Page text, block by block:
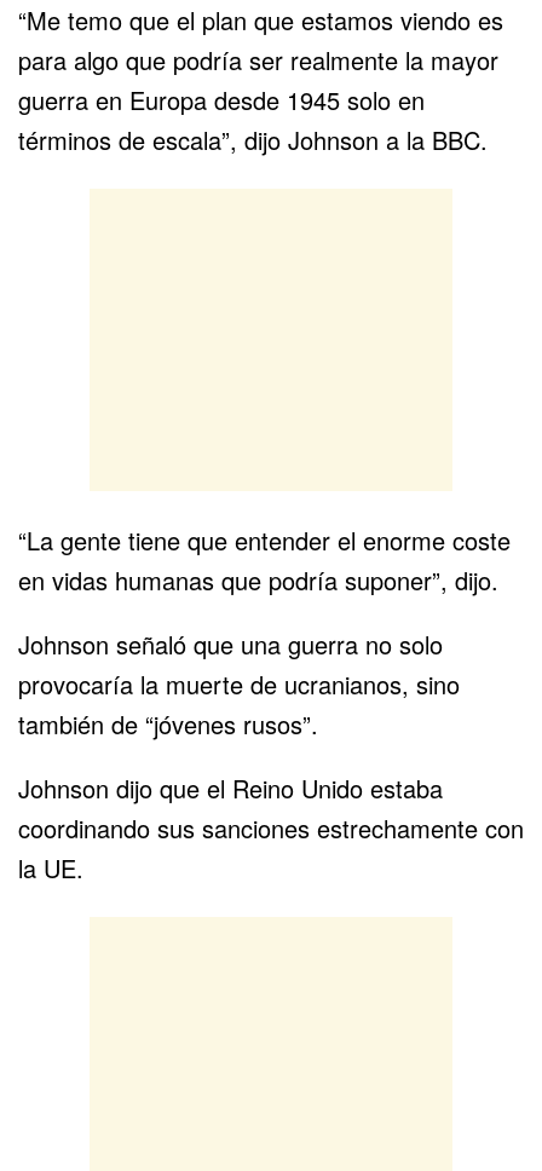
“Me temo que el plan que estamos viendo es
para algo que podría ser realmente la mayor
guerra en Europa desde 1945 solo en
términos de escala”, dijo Johnson a la BBC.
“La gente tiene que entender el enorme coste
en vidas humanas que podría suponer”, dijo.
Johnson señaló que una guerra no solo
provocaría la muerte de ucranianos, sino
también de “jóvenes rusos”.
Johnson dijo que el Reino Unido estaba
coordinando sus sanciones estrechamente con
la UE.